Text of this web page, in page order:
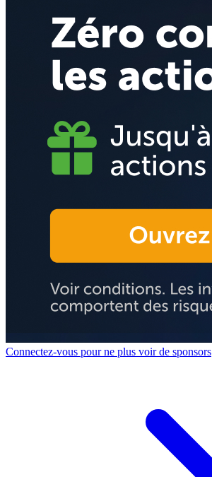
Connectez-vous pour ne plus voir de sponsors